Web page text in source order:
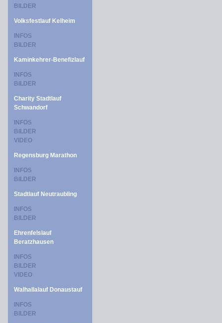
BILDER
Volksfestlauf Kelheim
INFOS
BILDER
Kaminkehrer-Benefizlauf
INFOS
BILDER
Charity Stadtlauf
Schwandorf
INFOS
BILDER
VIDEO
Regensburg Marathon
INFOS
BILDER
Stadtlauf Neutraubling
INFOS
BILDER
Ehrenfelslauf
Beratzhausen
INFOS
BILDER
VIDEO
Walhallalauf Donaustauf
INFOS
BILDER